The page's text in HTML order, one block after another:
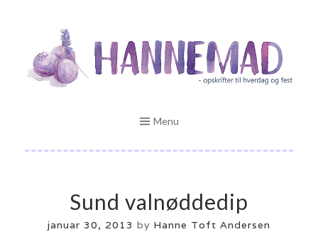
content
HANNEMAD.DK
Opskrifter til hverdag og fest
Menu
Sund valnøddedip
januar 30, 2013 by Hanne Toft Andersen